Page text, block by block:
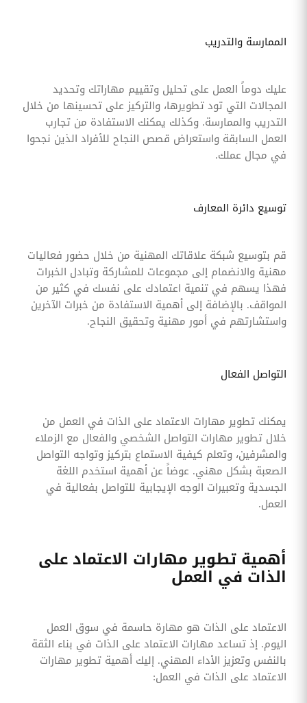
الممارسة والتدريب
عليك دوماً العمل على تحليل وتقييم مهاراتك وتحديد
المجالات التي تود تطويرها، والتركيز على تحسينها من خلال
التدريب والممارسة. وكذلك يمكنك الاستفادة من تجارب
العمل السابقة واستعراض قصص النجاح للأفراد الذين نجحوا
في مجال عملك.
توسيع دائرة المعارف
قم بتوسيع شبكة علاقاتك المهنية من خلال حضور فعاليات
مهنية والانضمام إلى مجموعات للمشاركة وتبادل الخبرات
فهذا يسهم في تنمية اعتمادك على نفسك في كثير من
المواقف. بالإضافة إلى أهمية الاستفادة من خبرات الآخرين
واستشارتهم في أمور مهنية وتحقيق النجاح.
التواصل الفعال
يمكنك تطوير مهارات الاعتماد على الذات في العمل من
خلال تطوير مهارات التواصل الشخصي والفعال مع الزملاء
والمشرفين، وتعلم كيفية الاستماع بتركيز وتواجه التواصل
الصعبة بشكل مهني. عوضاً عن أهمية استخدم اللغة
الجسدية وتعبيرات الوجه الإيجابية للتواصل بفعالية في
العمل.
أهمية تطوير مهارات الاعتماد على
الذات في العمل
الاعتماد على الذات هو مهارة حاسمة في سوق العمل
اليوم. إذ تساعد مهارات الاعتماد على الذات في بناء الثقة
بالنفس وتعزيز الأداء المهني. إليك أهمية تطوير مهارات
الاعتماد على الذات في العمل: